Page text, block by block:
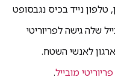
נייד בכיס נגבסופט
שלה גישה לפריוריטי
לאנשי השטח.
פריוריטי מובייל.